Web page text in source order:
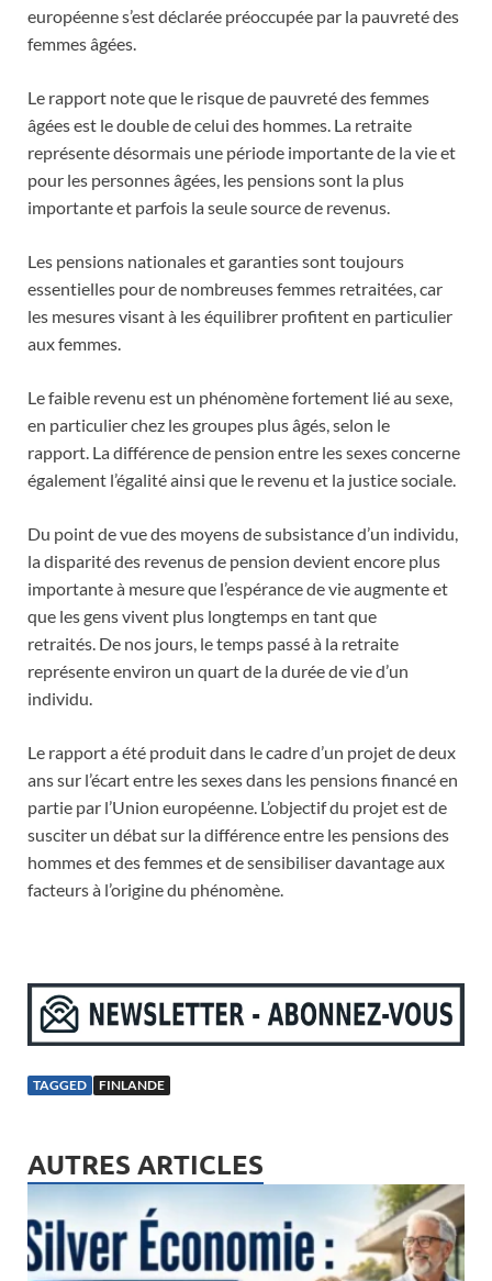
européenne s’est déclarée préoccupée par la pauvreté des
femmes âgées.
Le rapport note que le risque de pauvreté des femmes
âgées est le double de celui des hommes. La retraite
représente désormais une période importante de la vie et
pour les personnes âgées, les pensions sont la plus
importante et parfois la seule source de revenus.
Les pensions nationales et garanties sont toujours
essentielles pour de nombreuses femmes retraitées, car
les mesures visant à les équilibrer profitent en particulier
aux femmes.
Le faible revenu est un phénomène fortement lié au sexe,
en particulier chez les groupes plus âgés, selon le
rapport. La différence de pension entre les sexes concerne
également l’égalité ainsi que le revenu et la justice sociale.
Du point de vue des moyens de subsistance d’un individu,
la disparité des revenus de pension devient encore plus
importante à mesure que l’espérance de vie augmente et
que les gens vivent plus longtemps en tant que
retraités. De nos jours, le temps passé à la retraite
représente environ un quart de la durée de vie d’un
individu.
Le rapport a été produit dans le cadre d’un projet de deux
ans sur l’écart entre les sexes dans les pensions financé en
partie par l’Union européenne. L’objectif du projet est de
susciter un débat sur la différence entre les pensions des
hommes et des femmes et de sensibiliser davantage aux
facteurs à l’origine du phénomène.
TAGGED FINLANDE
AUTRES ARTICLES